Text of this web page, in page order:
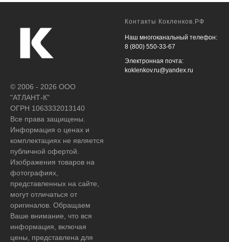
© 2006 - 2026 ООО
"АТЛАНТ-К"
ОГРН 1063332013140
Все права защищены.
Информация о ценах и
комплектациях не является
публичной офертой.
Изображения товаров на
фотографиях,
представленных на сайте,
могут отличаться от
оригиналов. Обращаем
Ваше внимание, что вся
информация, включая
цены, представлена для
Контакты Кокленков.РФ
Наш многоканальный телефон:
8 (800) 550-33-67
Электронная почта:
koklenkov.ru@yandex.ru